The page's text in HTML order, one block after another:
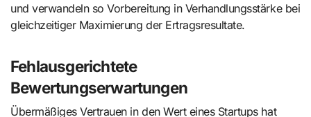
und verwandeln so Vorbereitung in Verhandlungsstärke bei
gleichzeitiger Maximierung der Ertragsresultate.
Fehlausgerichtete
Bewertungserwartungen
Übermäßiges Vertrauen in den Wert eines Startups hat